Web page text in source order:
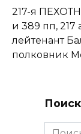
217-я
и 389 пп,
лейтенант
полковник
Search